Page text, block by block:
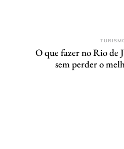
O que fazer no Rio de
sem perder o